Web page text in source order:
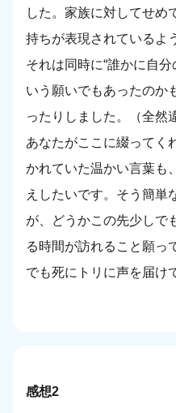
した。家族に対してせめ
持ちが表現されているよ
それは同時に“誰かに自
いう願いでもあったのか
ったりしました。（全然
あなたがここに綴ってく
かれていた温かい言葉も
えしたいです。そう簡単
が、どうかこの先少しで
る時間が訪れること願っ
でも死にトリに声を届け
感想2